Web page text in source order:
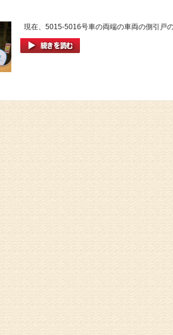
現在、5015-5016号車の両端の車両の側引戸